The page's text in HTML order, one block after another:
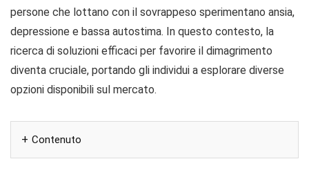
persone che lottano con il sovrappeso sperimentano ansia,
depressione e bassa autostima. In questo contesto, la
ricerca di soluzioni efficaci per favorire il dimagrimento
diventa cruciale, portando gli individui a esplorare diverse
opzioni disponibili sul mercato.
Contenuto